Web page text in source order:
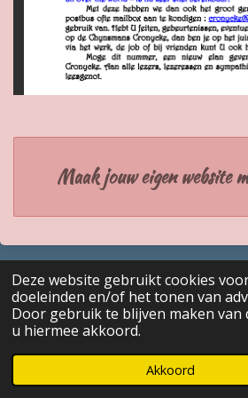
Deze website gebruikt cookies
doeleinden en/of het tonen van
Door gebruik te blijven maken van
u hiermee akkoord.
Akkoord
Maak jouw eigen website
© 2017 - 2026 GENEALOGISCHE
Powered byJouwWeb